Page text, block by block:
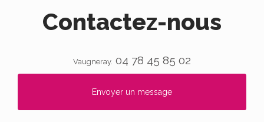
Contactez-nous
Vaugneray. 04 78 45 85 02
Envoyer un message